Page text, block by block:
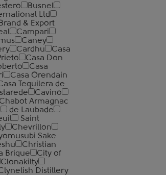
Busnel
Ltd
& Export
Campari
Caney
Cardhu
Casa
Casa Don
Casa
Casa Orendain
Tequilera de
Cavino
Chabot Armagnac
de Laubade
Saint
Chevrillon
Sake
Christian
Brique
City of
Clonakilty
Distillery